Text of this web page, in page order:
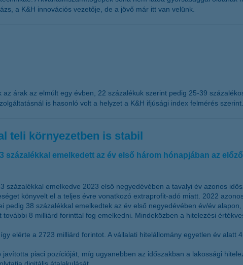
a K&H innovációs vezetője, de a jövő már itt van velünk.
árak az elmúlt egy évben, 22 százalékuk szerint pedig 25-39
is hasonló volt a helyzet a K&H ifjúsági index felmérés szerint.
teli környezetben is stabil
százalékkal emelkedett az év első három hónapjában az
emelkedve 2023 első negyedévében a tavalyi év azonos
könyvelt el a teljes évre vonatkozó extraprofit-adó miatt. 2022
pedig 38 százalékkal emelkedtek az év első negyedévében év/év
8 milliárd forinttal fog emelkedni. Mindeközben a hitelezési
elérte a 2723 milliárd forintot. A vállalati hitelállomány egyetlen év alatt
piaci pozícióját, míg ugyanebben az időszakban a lakossági